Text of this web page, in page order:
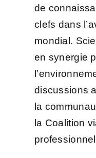
de
clefs dans
mondial.
en synergie
discussions
la
la Coalition